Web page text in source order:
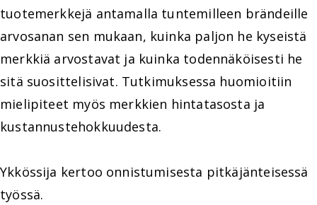
tuotemerkkejä antamalla tuntemilleen brändeille
arvosanan sen mukaan, kuinka paljon he kyseistä
merkkiä arvostavat ja kuinka todennäköisesti he
sitä suosittelisivat. Tutkimuksessa huomioitiin
mielipiteet myös merkkien hintatasosta ja
kustannustehokkuudesta.
Ykkössija kertoo onnistumisesta pitkäjänteisessä
työssä.